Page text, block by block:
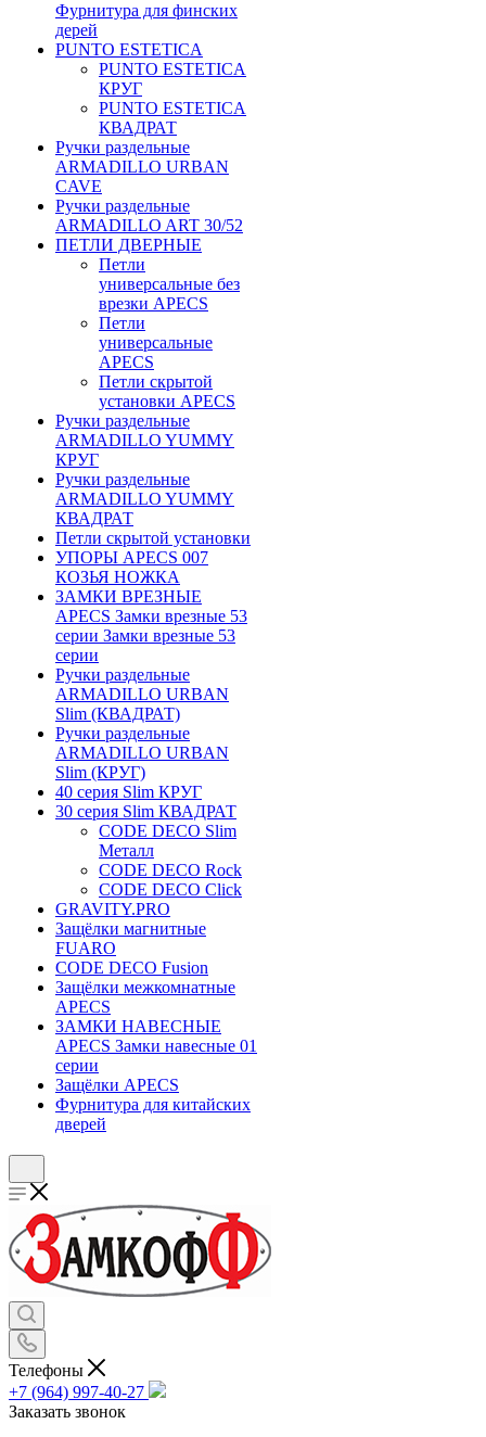
Фурнитура для финских
дерей
PUNTO ESTETICA
PUNTO ESTETICA
КРУГ
PUNTO ESTETICA
КВАДРАТ
Ручки раздельные
ARMADILLO URBAN
CAVE
Ручки раздельные
ARMADILLO ART 30/52
ПЕТЛИ ДВЕРНЫЕ
Петли
универсальные без
врезки APECS
Петли
универсальные
APECS
Петли скрытой
установки APECS
Ручки раздельные
ARMADILLO YUMMY
КРУГ
Ручки раздельные
ARMADILLO YUMMY
КВАДРАТ
Петли скрытой установки
УПОРЫ APECS 007
КОЗЬЯ НОЖКА
ЗАМКИ ВРЕЗНЫЕ
APECS Замки врезные 53
серии Замки врезные 53
серии
Ручки раздельные
ARMADILLO URBAN
Slim (КВАДРАТ)
Ручки раздельные
ARMADILLO URBAN
Slim (КРУГ)
40 серия Slim КРУГ
30 серия Slim КВАДРАТ
CODE DECO Slim
Металл
CODE DECO Rock
CODE DECO Click
GRAVITY.PRO
Защёлки магнитные
FUARO
CODE DECO Fusion
Защёлки межкомнатные
APECS
ЗАМКИ НАВЕСНЫЕ
APECS Замки навесные 01
серии
Защёлки APECS
Фурнитура для китайских
дверей
Телефоны
+7 (964) 997-40-27
Заказать звонок